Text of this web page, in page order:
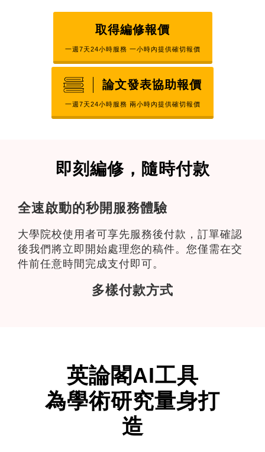
取得編修報價
一週7天24小時服務 一小時內提供確切報價
論文發表協助報價
一週7天24小時服務 兩小時內提供確切報價
即刻編修，隨時付款
全速啟動的秒開服務體驗
大學院校使用者可享先服務後付款，訂單確認
後我們將立即開始處理您的稿件。您僅需在交
件前任意時間完成支付即可。
多樣付款方式